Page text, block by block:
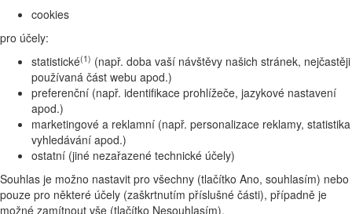
cookies
pro účely:
statistické(1) (např. doba vaší návštěvy našich stránek, nejčastěji
používaná část webu apod.)
preferenční (např. identifikace prohlížeče, jazykové nastavení
apod.)
marketingové a reklamní (např. personalizace reklamy, statistika
vyhledávání apod.)
ostatní (jiné nezařazené technické účely)
Souhlas je možno nastavit pro všechny (tlačítko Ano, souhlasím) nebo
pouze pro některé účely (zaškrtnutím příslušné části), případně je
možné zamítnout vše (tlačítko Nesouhlasím).